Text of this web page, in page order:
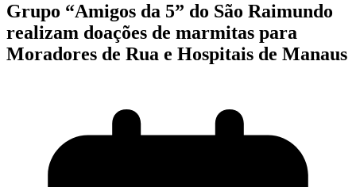
Grupo “Amigos da 5” do São Raimundo
realizam doações de marmitas para
Moradores de Rua e Hospitais de Manaus